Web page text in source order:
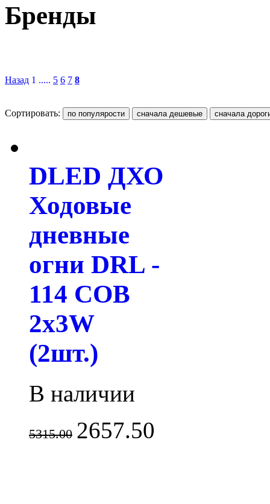
Бренды
Назад 1 ..... 5 6 7 8
Сортировать:
DLED ДХО
Ходовые
дневные
огни DRL -
114 COB
2x3W
(2шт.)
В наличии
5315.00 2657.50